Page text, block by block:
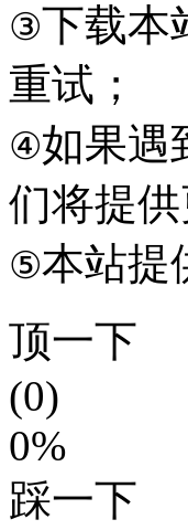
③下载本
重试；
④如果遇
们将提
⑤本站提
顶一下
(0)
0%
踩一下